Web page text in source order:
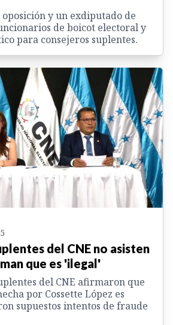
y un exdiputado de
de boicot electoral y
para consejeros suplentes.
del CNE no asisten
que es 'ilegal'
del CNE afirmaron que
por Cossette López es
supuestos intentos de fraude